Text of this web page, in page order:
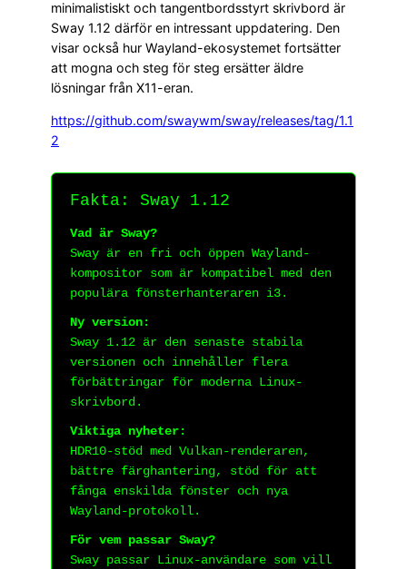
minimalistiskt och tangentbordsstyrt skrivbord är
Sway 1.12 därför en intressant uppdatering. Den
visar också hur Wayland-ekosystemet fortsätter
att mogna och steg för steg ersätter äldre
lösningar från X11-eran.
https://github.com/swaywm/sway/releases/tag/1.1
2
Fakta: Sway 1.12
Vad är Sway?
Sway är en fri och öppen Wayland-
kompositor som är kompatibel med den
populära fönsterhanteraren i3.
Ny version:
Sway 1.12 är den senaste stabila
versionen och innehåller flera
förbättringar för moderna Linux-
skrivbord.
Viktiga nyheter:
HDR10-stöd med Vulkan-renderaren,
bättre färghantering, stöd för att
fånga enskilda fönster och nya
Wayland-protokoll.
För vem passar Sway?
Sway passar Linux-användare som vill